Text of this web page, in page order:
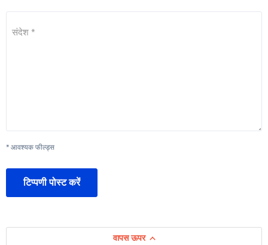
संदेश *
* आवश्यक फील्ड्स
टिप्पणी पोस्ट करें
वापस ऊपर